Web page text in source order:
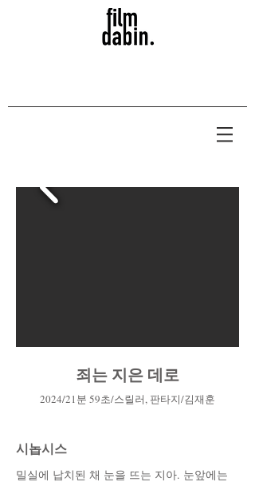
죄는 지은 데로
2024/21분 59초/스릴러, 판타지/김재훈
시놉시스
밀실에 납치된 채 눈을 뜨는 지아. 눈앞에는